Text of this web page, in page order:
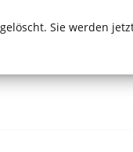
Sie werden